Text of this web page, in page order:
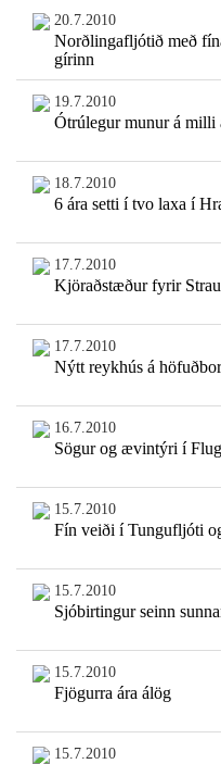
20.7.2010
Norðlingafljótið með
gírinn
19.7.2010
Ótrúlegur munur á milli
18.7.2010
6 ára setti í tvo laxa í
17.7.2010
Kjöraðstæður fyrir
17.7.2010
Nýtt reykhús á
16.7.2010
Sögur og ævintýri í
15.7.2010
Fín veiði í Tungufljóti
15.7.2010
Sjóbirtingur seinn
15.7.2010
Fjögurra ára álög
15.7.2010